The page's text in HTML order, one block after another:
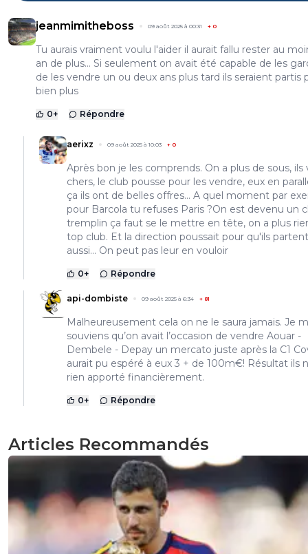
jeanmimitheboss 09 août 2025 à 00:31 + 0
Tu aurais vraiment voulu l'aider il aurait fallu rester au
an de plus... Si seulement on avait été capable de les
de les vendre un ou deux ans plus tard ils seraient partis
bien plus
0+ Répondre
aerixz 09 août 2025 à 10:03 + 0
Après bon je les comprends. On a plus de sous, ils
chers, le club pousse pour les vendre, eux en
ça ils ont de belles offres... A quel moment par
pour Barcola tu refuses Paris ?On est devenu un
tremplin ça faut se le mettre en tête, on a plus
top club. Et la direction poussait pour qu'ils partent
aussi... On peut pas leur en vouloir
0+ Répondre
api-dombiste 09 août 2025 à 6:34 + 81
Malheureusement cela on ne le saura jamais. Je
souviens qu’on avait l’occasion de vendre Aouar -
Dembele - Depay un mercato juste après la C1
aurait pu espéré à eux 3 + de 100m€! Résultat ils
rien apporté financièrement.
0+ Répondre
Articles Recommandés